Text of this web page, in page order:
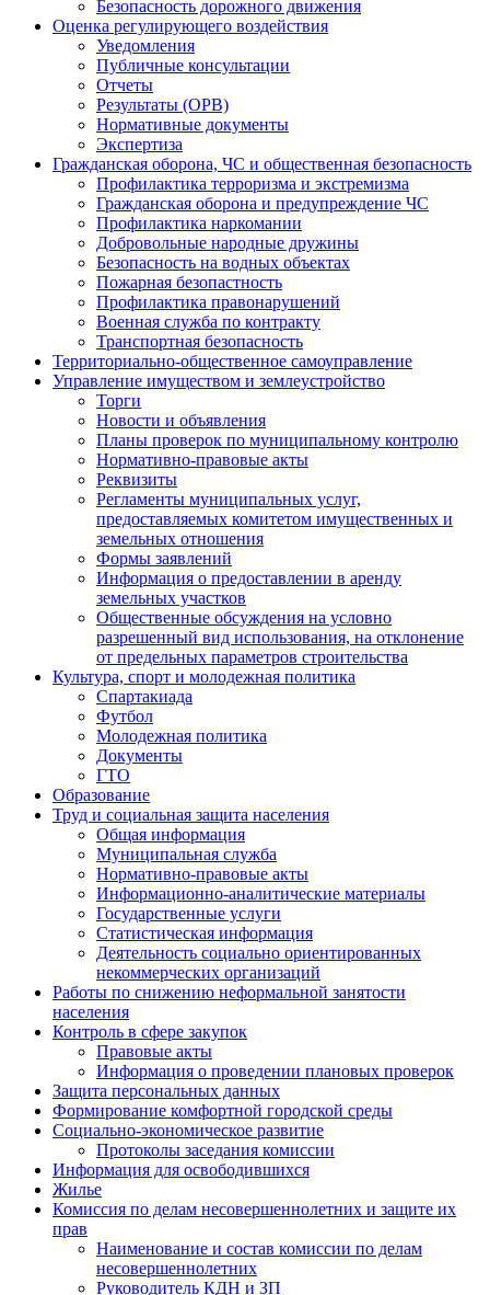
Безопасность дорожного движения
Оценка регулирующего воздействия
Уведомления
Публичные консультации
Отчеты
Результаты (ОРВ)
Нормативные документы
Экспертиза
Гражданская оборона, ЧС и общественная безопасность
Профилактика терроризма и экстремизма
Гражданская оборона и предупреждение ЧС
Профилактика наркомании
Добровольные народные дружины
Безопасность на водных объектах
Пожарная безопастность
Профилактика правонарушений
Военная служба по контракту
Транспортная безопасность
Территориально-общественное самоуправление
Управление имуществом и землеустройство
Торги
Новости и объявления
Планы проверок по муниципальному контролю
Нормативно-правовые акты
Реквизиты
Регламенты муниципальных услуг,
предоставляемых комитетом имущественных и
земельных отношения
Формы заявлений
Информация о предоставлении в аренду
земельных участков
Общественные обсуждения на условно
разрешенный вид использования, на отклонение
от предельных параметров строительства
Культура, спорт и молодежная политика
Спартакиада
Футбол
Молодежная политика
Документы
ГТО
Образование
Труд и социальная защита населения
Общая информация
Муниципальная служба
Нормативно-правовые акты
Информационно-аналитические материалы
Государственные услуги
Статистическая информация
Деятельность социально ориентированных
некоммерческих организаций
Работы по снижению неформальной занятости
населения
Контроль в сфере закупок
Правовые акты
Информация о проведении плановых проверок
Защита персональных данных
Формирование комфортной городской среды
Социально-экономическое развитие
Протоколы заседания комиссии
Информация для освободившихся
Жилье
Комиссия по делам несовершеннолетних и защите их
прав
Наименование и состав комиссии по делам
несовершеннолетних
Руководитель КДН и ЗП